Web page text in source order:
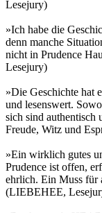
Lesejury)
»Ich habe die
denn manche
nicht in Prudence
Lesejury)
»Die Geschichte hat
und lesenswert.
sich sind authentisch
Freude, Witz und
»Ein wirklich gutes
Prudence ist offen,
ehrlich. Ein Muss für
(LIEBEHEE,